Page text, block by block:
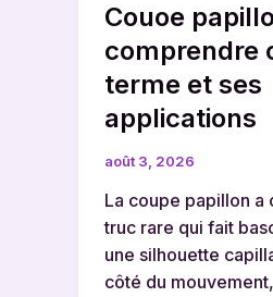
Couoe
comprendre
terme et ses
applications
août 3, 2026
La coupe papillon a
truc rare qui fait
une silhouette
côté du